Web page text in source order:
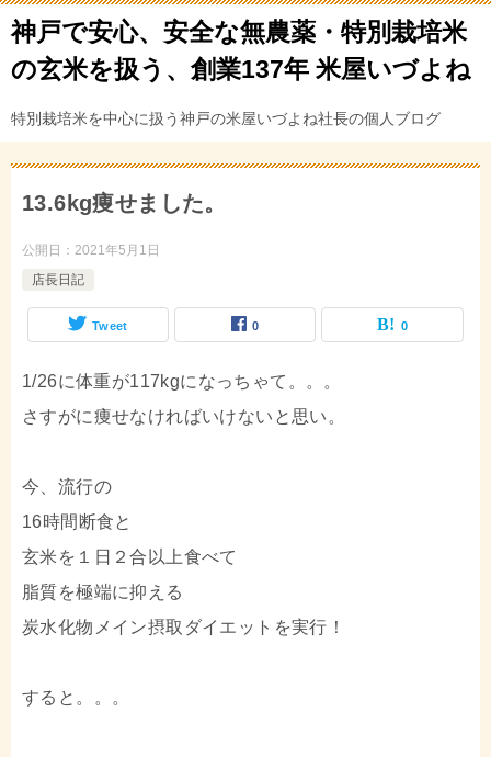
神戸で安心、安全な無農薬・特別栽培米
の玄米を扱う、創業137年 米屋いづよね
特別栽培米を中心に扱う神戸の米屋いづよね社長の個人ブログ
13.6kg痩せました。
公開日： 2021年5月1日
店長日記
Tweet 0 0
1/26に体重が117kgになっちゃて。。。
さすがに痩せなければいけないと思い。
今、流行の
16時間断食と
玄米を１日２合以上食べて
脂質を極端に抑える
炭水化物メイン摂取ダイエットを実行！
すると。。。